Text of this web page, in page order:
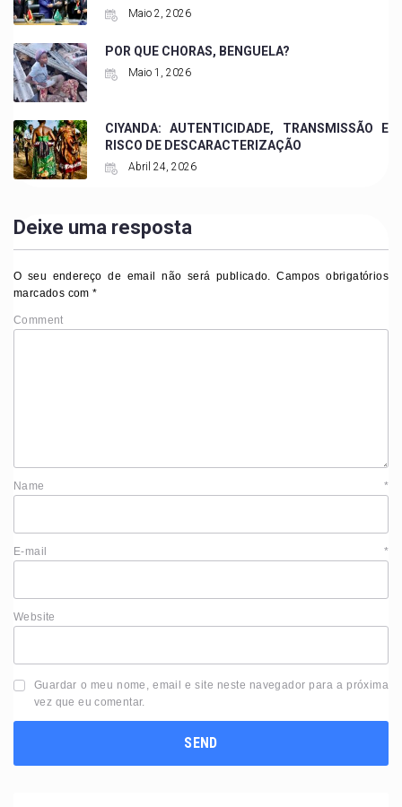
Maio 2, 2026
POR QUE CHORAS, BENGUELA?
Maio 1, 2026
CIYANDA: AUTENTICIDADE, TRANSMISSÃO E
RISCO DE DESCARACTERIZAÇÃO
Abril 24, 2026
Deixe uma resposta
O seu endereço de email não será publicado.
Campos obrigatórios
marcados com*
Comment
Name *
E-mail *
Website
Guardar o meu nome, email e site neste navegador para a próxima
vez que eu comentar.